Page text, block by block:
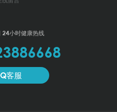
24小时健康热线
客服